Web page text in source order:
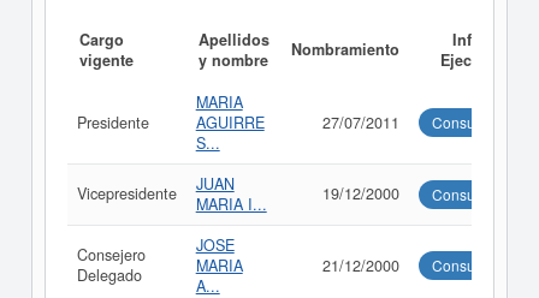
Cargo
vigente
Apellidos
y nombre
Nombramiento
Informe
Ejecutivo
Presidente
MARIA
AGUIRRE
S...
27/07/2011 Consultar
Vicepresidente
JUAN
MARIA I...
19/12/2000 Consultar
Consejero
Delegado
JOSE
MARIA
A...
21/12/2000 Consultar